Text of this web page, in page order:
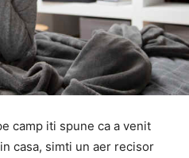
camp iti spune ca a venit
casa, simti un aer recisor